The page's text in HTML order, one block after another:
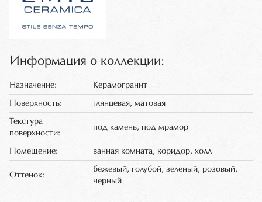
Информация о коллекции:
Назначение: Керамогранит
Поверхность: глянцевая, матовая
Текстура
поверхности:
под камень, под мрамор
Помещение: ванная комната, коридор, холл
Оттенок:
бежевый, голубой, зеленый, розовый,
черный